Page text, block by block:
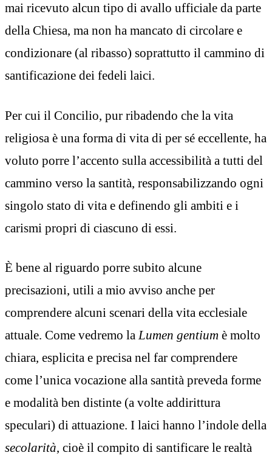
mai ricevuto alcun tipo di avallo ufficiale da parte
della Chiesa, ma non ha mancato di circolare e
condizionare (al ribasso) soprattutto il cammino di
santificazione dei fedeli laici.
Per cui il Concilio, pur ribadendo che la vita
religiosa è una forma di vita di per sé eccellente, ha
voluto porre l’accento sulla accessibilità a tutti del
cammino verso la santità, responsabilizzando ogni
singolo stato di vita e definendo gli ambiti e i
carismi propri di ciascuno di essi.
È bene al riguardo porre subito alcune
precisazioni, utili a mio avviso anche per
comprendere alcuni scenari della vita ecclesiale
attuale. Come vedremo la Lumen gentium è molto
chiara, esplicita e precisa nel far comprendere
come l’unica vocazione alla santità preveda forme
e modalità ben distinte (a volte addirittura
speculari) di attuazione. I laici hanno l’indole della
secolarità, cioè il compito di santificare le realtà